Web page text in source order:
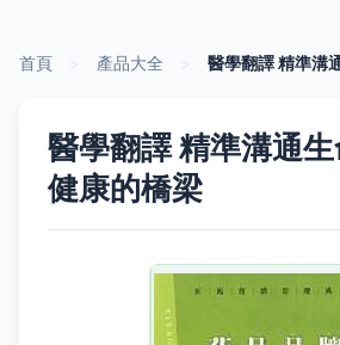
首頁 產品大全 醫學翻譯 精準溝
醫學翻譯 精準溝通
健康的橋梁